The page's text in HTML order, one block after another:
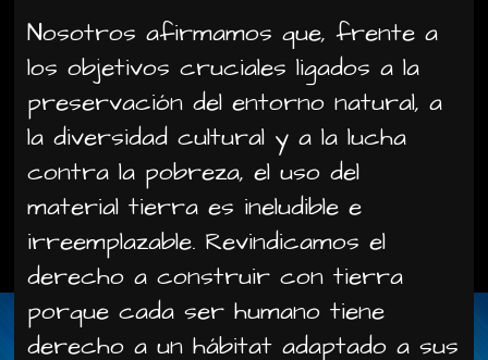
Nosotros afirmamos que, frente a
los objetivos cruciales ligados a la
preservación del entorno natural, a
la diversidad cultural y a la lucha
contra la pobreza, el uso del
material tierra es ineludible e
irreemplazable. Revindicamos el
derecho a construir con tierra
porque cada ser humano tiene
derecho a un hábitat adaptado a sus